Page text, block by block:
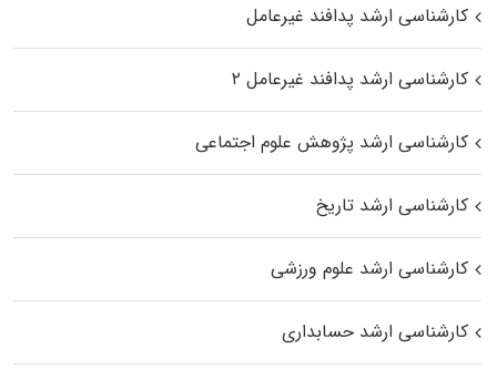
کارشناسی ارشد پدافند غیرعامل
کارشناسی ارشد پدافند غیرعامل ۲
کارشناسی ارشد پژوهش علوم اجتماعی
کارشناسی ارشد تاریخ
کارشناسی ارشد علوم ورزشی
کارشناسی ارشد حسابداری